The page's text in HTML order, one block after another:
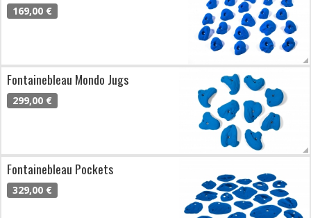
169,00 €
Fontainebleau Mondo Jugs
299,00 €
Fontainebleau Pockets
329,00 €